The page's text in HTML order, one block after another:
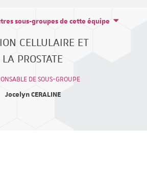
CELLULAIRE ET
PROSTATE
sous-groupes de cette équipe
DE SOUS-GROUPE
Jocelyn CERALINE